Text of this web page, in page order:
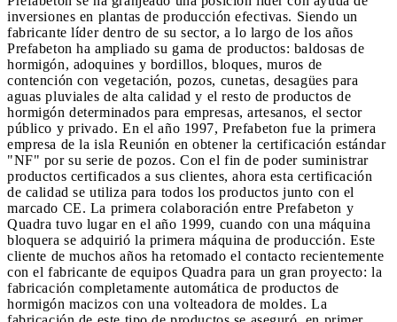
inversiones en plantas de producción efectivas. Siendo un
fabricante líder dentro de su sector, a lo largo de los años
Prefabeton ha ampliado su gama de productos: baldosas de
hormigón, adoquines y bordillos, bloques, muros de
contención con vegetación, pozos, cunetas, desagües para
aguas pluviales de alta calidad y el resto de productos de
hormigón determinados para empresas, artesanos, el sector
público y privado. En el año 1997, Prefabeton fue la primera
empresa de la isla Reunión en obtener la certificación estándar
"NF" por su serie de pozos. Con el fin de poder suministrar
productos certificados a sus clientes, ahora esta certificación
de calidad se utiliza para todos los productos junto con el
marcado CE. La primera colaboración entre Prefabeton y
Quadra tuvo lugar en el año 1999, cuando con una máquina
bloquera se adquirió la primera máquina de producción. Este
cliente de muchos años ha retomado el contacto recientemente
con el fabricante de equipos Quadra para un gran proyecto: la
fabricación completamente automática de productos de
hormigón macizos con una volteadora de moldes. La